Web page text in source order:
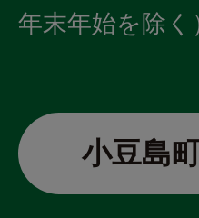
年末年始を除く
小豆島